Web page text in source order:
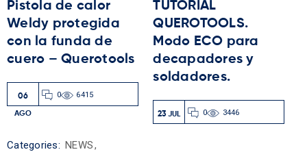
Pistola de calor
Weldy protegida
con la funda de
cuero – Querotools
06
AGO
0 6415
Categories: NEWS,
TUTORIAL
QUEROTOOLS.
Modo ECO para
decapadores y
soldadores.
23 JUL 0 3446